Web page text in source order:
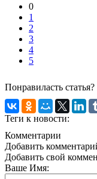
0
1
2
3
4
5
Понравиласть
Теги к новости:
Комментарии
Добавить
Добавить свой
Ваше Имя: